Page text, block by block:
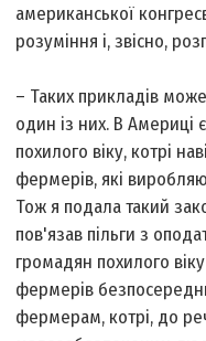
американської
розуміння і, звісно,
– Таких прикладів
один із них. В Америці
похилого віку, котрі
фермерів, які
Тож я подала такий
пов'язав пільги з
громадян похилого
фермерів
фермерам, котрі, до